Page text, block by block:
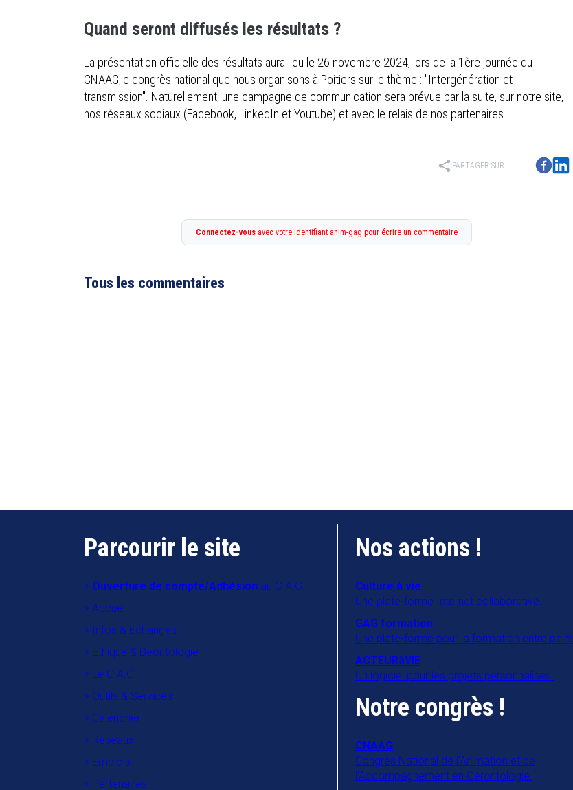
Quand seront diffusés les résultats ?
La présentation officielle des résultats aura lieu le 26 novembre 2024, lors de la 1ère journée du
CNAAG,le congrès national que nous organisons à Poitiers sur le thème : "Intergénération et
transmission". Naturellement, une campagne de communication sera prévue par la suite, sur notre site,
nos réseaux sociaux (Facebook, LinkedIn et Youtube) et avec le relais de nos partenaires.
share PARTAGER SUR :
Connectez-vousavec votre identifiant anim-gag pour écrire un commentaire
Tous les commentaires
Parcourir le site
Ouverture de compte/Adhésion au G.A.G.
Accueil
Infos & Echanges
Ethique & Déontologie
Le G.A.G.
Outils & Services
Calendrier
Réseaux
Emplois
Partenaires
Nos actions !
Culture à vie
Une plate-forme Internet collaborative.
GAG formation
Une plate-forme pour la formation entre pairs
ACTEURàVIE
Un logiciel pour les projets personnalisés.
Notre congrès !
CNAAG
Congrès National de l'Animation et de
l'Accompagnement en Gérontologie.